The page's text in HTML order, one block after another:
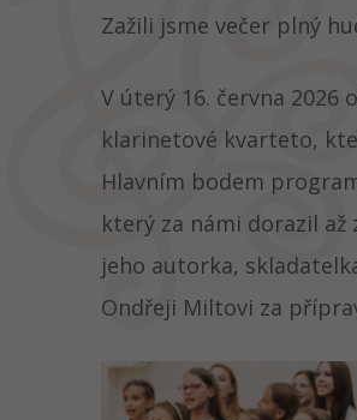
Zažili jsme večer plný
V úterý 16. června
klarinetové kvarteto,
Hlavním bodem
který za námi dorazil až
jeho autorka,
Ondřeji Miltovi za